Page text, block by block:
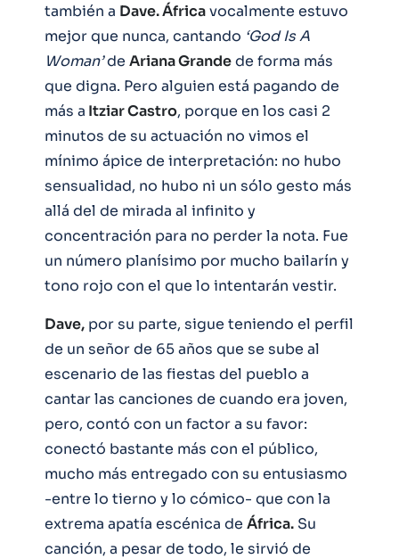
también a Dave. Áfricavocalmente estuvo
mejor que nunca, cantando ‘God Is A
Woman’de Ariana Grandede forma más
que digna. Pero alguien está pagando de
más a Itziar Castro, porque en los casi 2
minutos de su actuación no vimos el
mínimo ápice de interpretación: no hubo
sensualidad, no hubo ni un sólo gesto más
allá del de mirada al infinito y
concentración para no perder la nota. Fue
un número planísimo por mucho bailarín y
tono rojo con el que lo intentarán vestir.
Dave, por su parte, sigue teniendo el perfil
de un señor de 65 años que se sube al
escenario de las fiestas del pueblo a
cantar las canciones de cuando era joven,
pero, contó con un factor a su favor:
conectó bastante más con el público,
mucho más entregado con su entusiasmo
-entre lo tierno y lo cómico- que con la
extrema apatía escénica de África. Su
canción, a pesar de todo, le sirvió de